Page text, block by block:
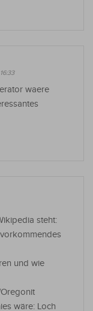
waere
steht:
und wie
wäre: Loch